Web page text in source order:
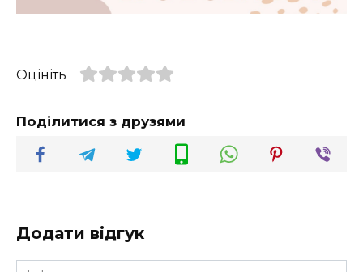
Оцініть
Поділитися з друзями
Додати відгук
Ім'я